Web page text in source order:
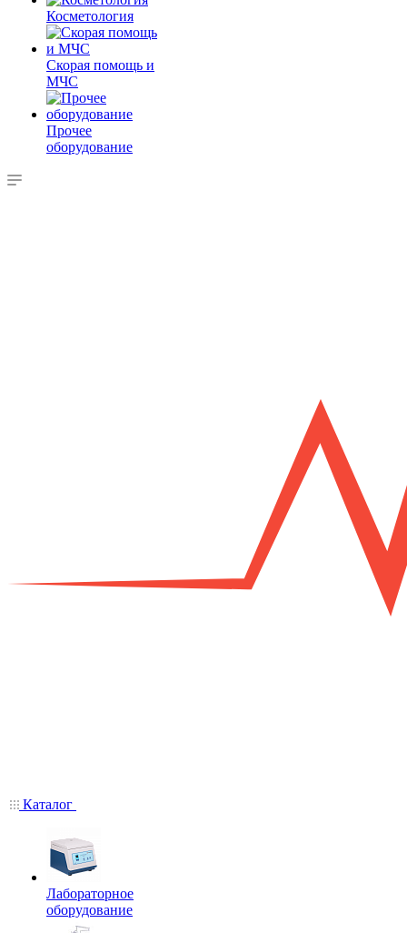
Косметология
Скорая помощь и
МЧС
Прочее
оборудование
Каталог
Лабораторное
оборудование